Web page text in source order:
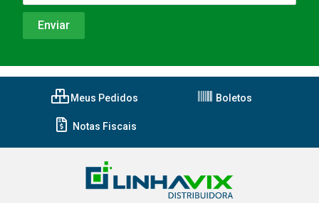
Meus Pedidos Boletos
Notas Fiscais